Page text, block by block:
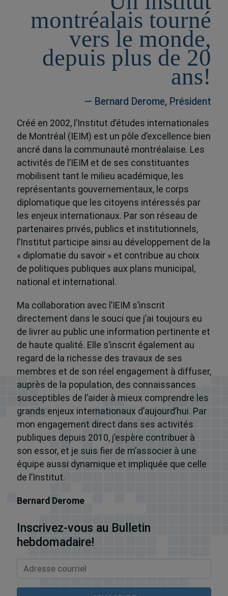
montréalais tourné
vers le monde,
depuis plus de 20
ans!
— Bernard Derome, Président
Créé en 2002, l’Institut d’études internationales
de Montréal (IEIM) est un pôle d’excellence bien
ancré dans la communauté montréalaise. Les
activités de l’IEIM et de ses constituantes
mobilisent tant le milieu académique, les
représentants gouvernementaux, le corps
diplomatique que les citoyens intéressés par
les enjeux internationaux. Par son réseau de
partenaires privés, publics et institutionnels,
l’Institut participe ainsi au développement de la
« diplomatie du savoir » et contribue au choix
de politiques publiques aux plans municipal,
national et international.
Ma collaboration avec l’IEIM s’inscrit
directement dans le souci que j’ai toujours eu
de livrer au public une information pertinente et
de haute qualité. Elle s’inscrit également au
regard de la richesse des travaux de ses
membres et de son réel engagement à diffuser,
auprès de la population, des connaissances
susceptibles de l’aider à mieux comprendre les
grands enjeux internationaux d’aujourd’hui. Par
mon engagement direct dans ses activités
publiques depuis 2010, j’espère contribuer à
son essor, et je suis fier de m’associer à une
équipe aussi dynamique et impliquée que celle
de l’Institut.
Bernard Derome
Inscrivez-vous au Bulletin
hebdomadaire!